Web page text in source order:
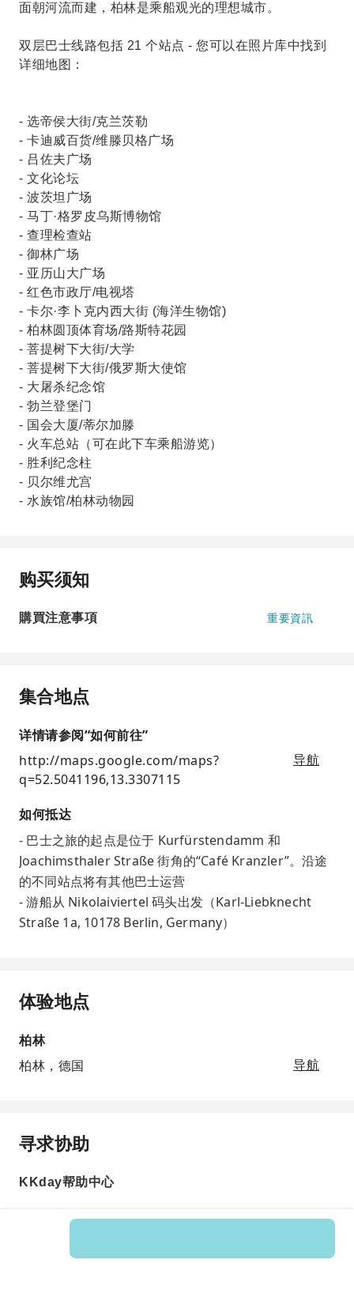
面朝河流而建，柏林是乘船观光的理想城市。
双层巴士线路包括 21 个站点 - 您可以在照片库中找到
详细地图：
- 选帝侯大街/克兰茨勒
- 卡迪威百货/维滕贝格广场
- 吕佐夫广场
- 文化论坛
- 波茨坦广场
- 马丁·格罗皮乌斯博物馆
- 查理检查站
- 御林广场
- 亚历山大广场
- 红色市政厅/电视塔
- 卡尔·李卜克内西大街 (海洋生物馆)
- 柏林圆顶体育场/路斯特花园
- 菩提树下大街/大学
- 菩提树下大街/俄罗斯大使馆
- 大屠杀纪念馆
- 勃兰登堡门
- 国会大厦/蒂尔加滕
- 火车总站（可在此下车乘船游览）
- 胜利纪念柱
- 贝尔维尤宫
- 水族馆/柏林动物园
购买须知
購買注意事項 重要資訊
集合地点
详情请参阅“如何前往”
http://maps.google.com/maps?
q=52.5041196,13.3307115
导航
如何抵达
- 巴士之旅的起点是位于 Kurfürstendamm 和
Joachimsthaler Straße 街角的“Café Kranzler”。沿途
的不同站点将有其他巴士运营
- 游船从 Nikolaiviertel 码头出发（Karl-Liebknecht
Straße 1a, 10178 Berlin, Germany）
体验地点
柏林
柏林，德国
导航
寻求协助
KKday帮助中心
Product No.: 125518